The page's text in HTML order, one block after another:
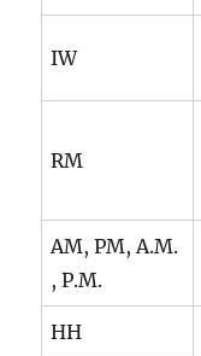
IW
RM
AM, PM, A.M.
, P.M.
HH